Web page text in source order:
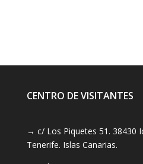
CENTRO DE VISITANTES
→ c/ Los Piquetes 51. 38430
Tenerife. Islas Canarias.